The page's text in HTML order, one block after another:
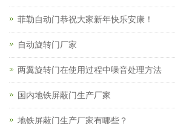
菲勒自动门恭祝大家新年快乐安康！
自动旋转门厂家
两翼旋转门在使用过程中噪音处理方法
国内地铁屏蔽门生产厂家
地铁屏蔽门生产厂家有哪些？